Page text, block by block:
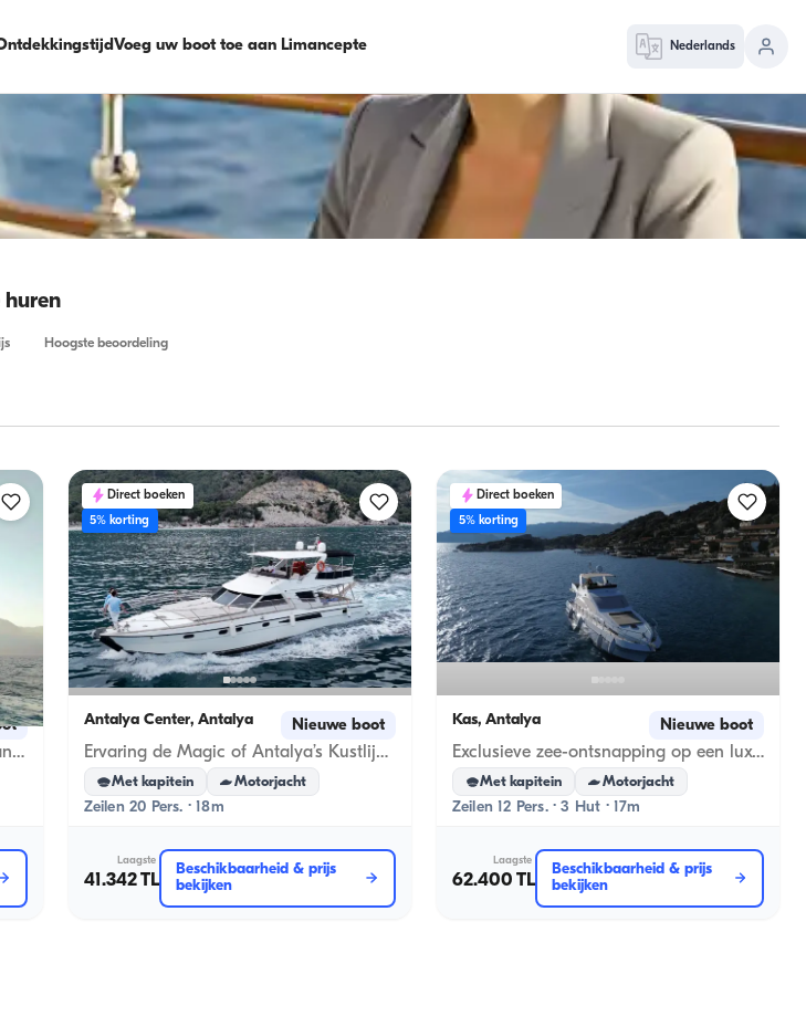
Voeg uw boot toe aan Limancepte Nederlands
huren
Hoogste beoordeling
Sail in Style: 4-Kajuit BALI Catamaran voor an Exclusief Getaway
Direct boeken
5% korting
Antalya Center, Antalya Nieuwe boot
Ervaring de Magic of Antalya’s Kustlijn on een Privé Yacht!
Met kapitein Motorjacht
Zeilen 20 Pers. · 18m
Laagste
41.342 TL
Beschikbaarheid & prijs
bekijken
Direct boeken
5% korting
Kas, Antalya Nieuwe boot
Exclusieve zee-ontsnapping op een luxe motorjacht van 17 meter in Kekova
Met kapitein Motorjacht
Zeilen 12 Pers. · 3 Hut · 17m
Laagste
62.400 TL
Beschikbaarheid & prijs
bekijken